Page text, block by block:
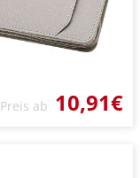
Preis ab 10,91€